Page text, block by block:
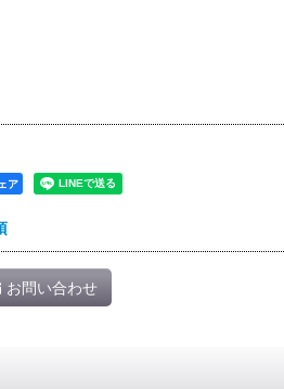
ア
お問い合わせ